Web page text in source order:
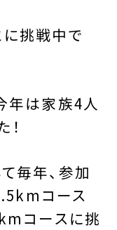
挑戦中で
年は家族4人
毎年、参加
コース
コースに挑